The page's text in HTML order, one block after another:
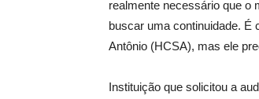
realmente necessário que o
buscar uma continuidade. É
Antônio (HCSA), mas ele
Instituição que solicitou a